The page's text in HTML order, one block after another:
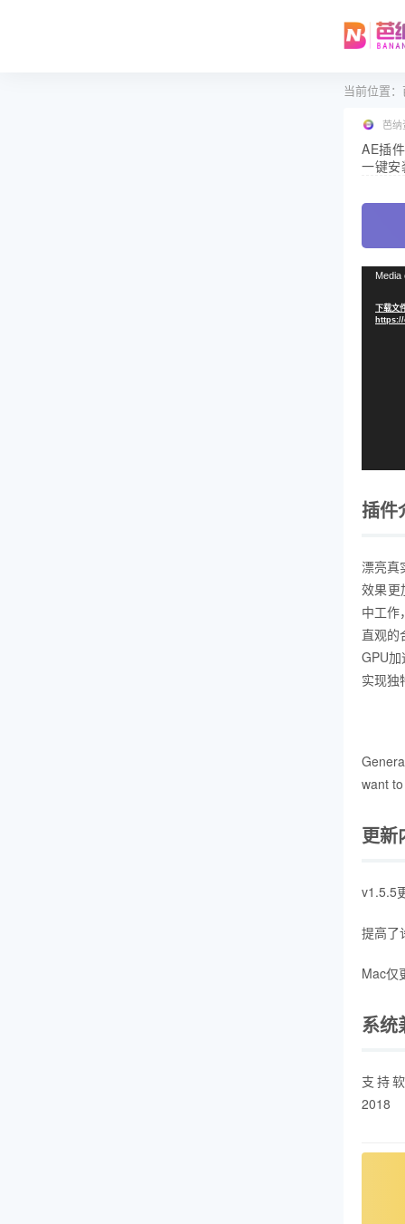
当前位置：
芭
AE插
一键安
下载文
https://
插件
漂亮真
效果更
中工作
直观的
GPU
实现独
want
更新
v1.5.5
提高了
Mac仅
系统
支持
2018